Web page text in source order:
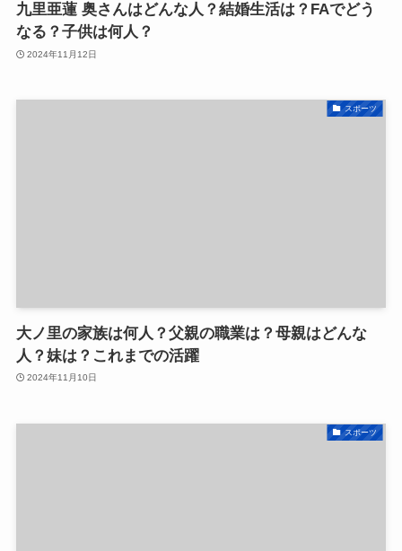
九里亜蓮 奥さんはどんな人？結婚生活は？FAでどう
なる？子供は何人？
2024年11月12日
スポーツ
大ノ里の家族は何人？父親の職業は？母親はどんな
人？妹は？これまでの活躍
2024年11月10日
スポーツ